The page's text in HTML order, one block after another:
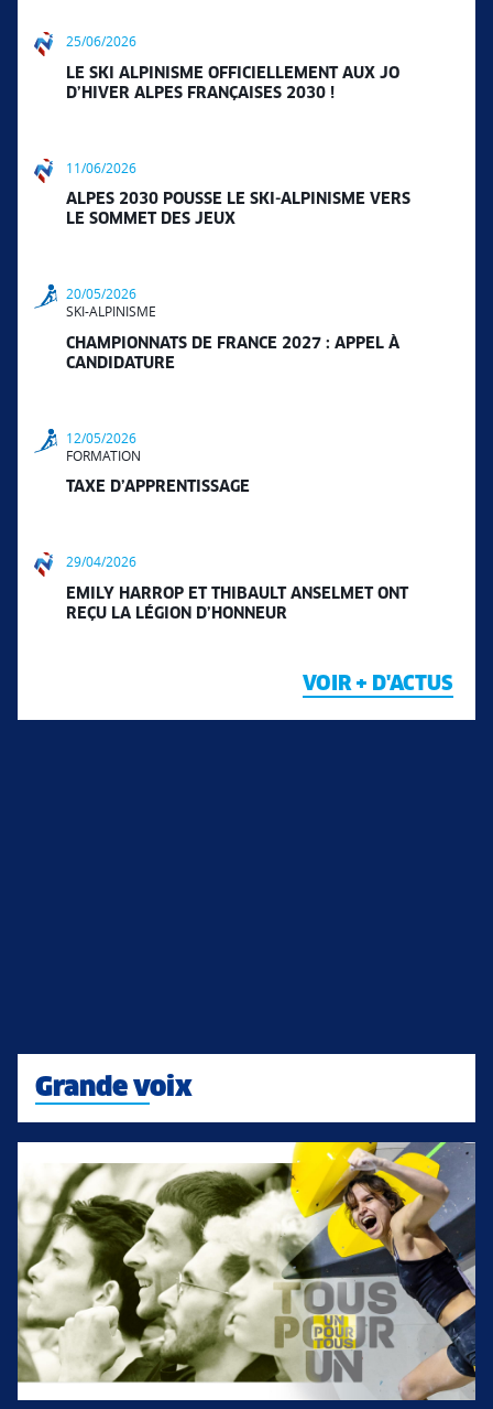
25/06/2026
LE SKI ALPINISME OFFICIELLEMENT AUX JO
D’HIVER ALPES FRANÇAISES 2030 !
11/06/2026
ALPES 2030 POUSSE LE SKI-ALPINISME VERS
LE SOMMET DES JEUX
20/05/2026
SKI-ALPINISME
CHAMPIONNATS DE FRANCE 2027 : APPEL À
CANDIDATURE
12/05/2026
FORMATION
TAXE D’APPRENTISSAGE
29/04/2026
EMILY HARROP ET THIBAULT ANSELMET ONT
REÇU LA LÉGION D’HONNEUR
VOIR + D'ACTUS
Grande voix